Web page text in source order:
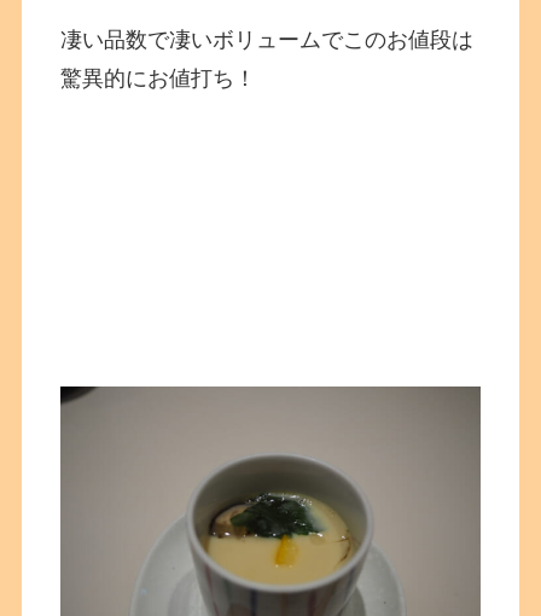
凄い品数で凄いボリュームでこのお値段は
驚異的にお値打ち！